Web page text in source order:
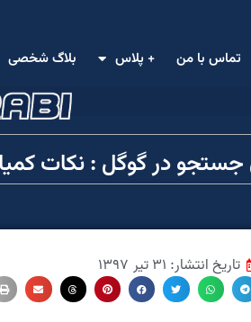
تماس با من + پلاس بلاگ شخصی
در گوگل : نکات
تاریخ انتشار: ۳۱ تیر ۱۳۹۷